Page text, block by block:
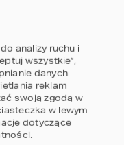
OCCURRED
analizy ruchu i
wszystkie”,
danych
reklam
swoją zgodą w
w lewym
dotyczące
.